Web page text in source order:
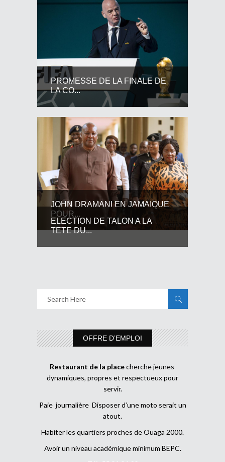
PROMESSE DE LA FINALE DE
LA CO...
JOHN DRAMANI EN JAMAIQUE
POUR...
ELECTION DE TALON A LA
TETE DU...
OFFRE D’EMPLOI
Restaurant de la placecherche jeunes
dynamiques, propres et respectueux pour
servir.
Paie journalière Disposer d’une moto serait un
atout.
Habiter les quartiers proches de Ouaga 2000.
Avoir un niveau académique minimum BEPC.